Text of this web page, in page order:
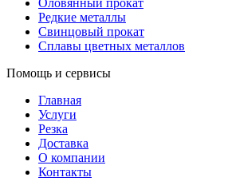
Редкие металлы
Свинцовый прокат
Сплавы цветных металлов
Помощь и сервисы
Главная
Услуги
Резка
Доставка
О компании
Контакты